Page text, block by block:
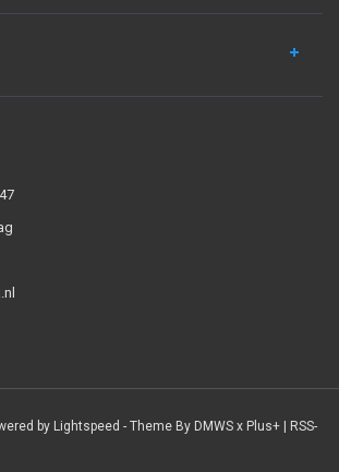
by Lightspeed - Theme By DMWS x Plus+ | RSS-